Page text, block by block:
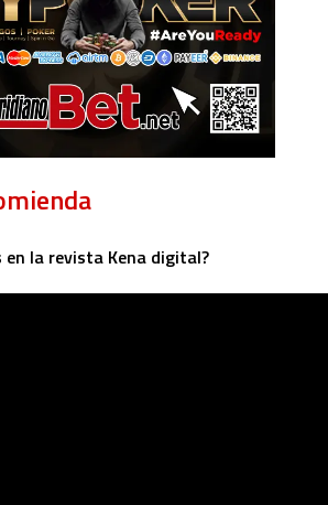
en la revista Kena digital?